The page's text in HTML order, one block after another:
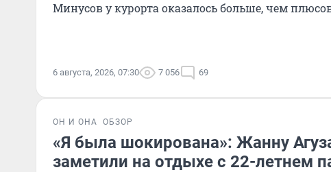
Минусов у курорта оказалось больше, чем
6 августа, 2026, 07:30 7 056 69
ОН И ОНА ОБЗОР
«Я была шокирована»: Жанну
заметили на отдыхе с 22-летнем